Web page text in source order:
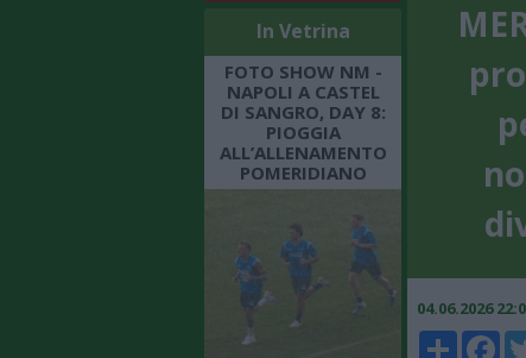
In Vetrina
FOTO SHOW NM -
NAPOLI A CASTEL
DI SANGRO, DAY 8:
PIOGGIA
ALL’ALLENAMENTO
POMERIDIANO
04.06.2026
Share